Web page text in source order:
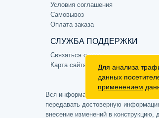
Условия соглашения
Самовывоз
Оплата заказа
СЛУЖБА ПОДДЕРЖКИ
Связаться с нами
Карта сайта
Вся информация на сайте носит
передавать достоверную
внесение изменений в конструкцию,
Для анализа
данных
применением